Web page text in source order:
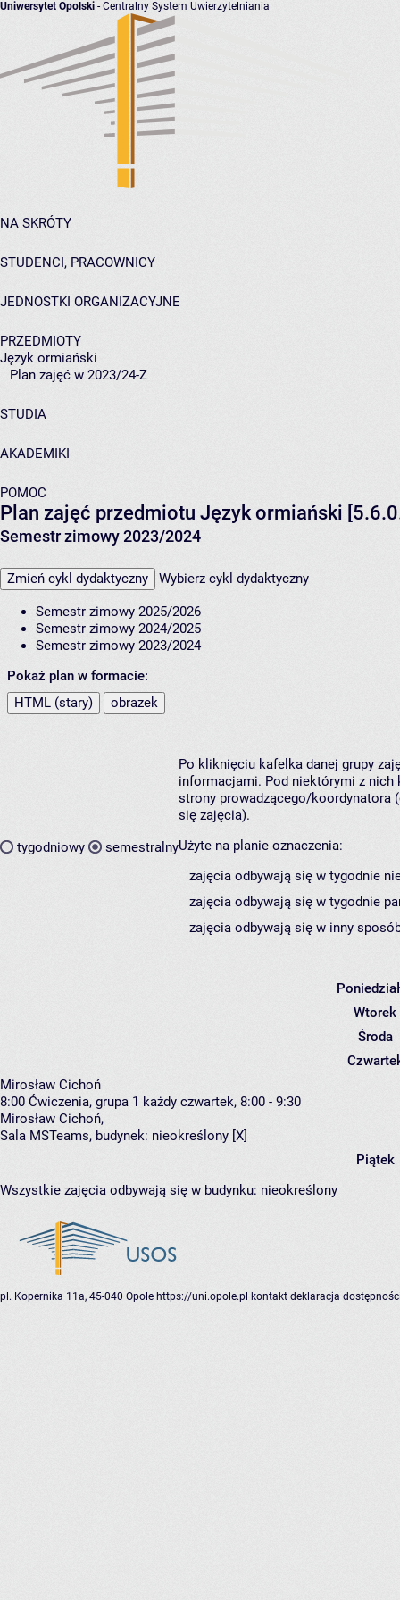
Uniwersytet Opolski - Centralny System Uwierzytelniania
NA SKRÓTY
STUDENCI, PRACOWNICY
JEDNOSTKI ORGANIZACYJNE
PRZEDMIOTY
Język ormiański
Plan zajęć w 2023/24-Z
STUDIA
AKADEMIKI
POMOC
Plan zajęć przedmiotu Język ormiański
Semestr zimowy 2023/2024
Zmień cykl dydaktyczny Wybierz cykl dydaktyczny
Semestr zimowy 2025/2026
Semestr zimowy 2024/2025
Semestr zimowy 2023/2024
Pokaż plan w formacie:
HTML (stary)
obrazek
tygodniowy semestralny
Po kliknięciu kafelka danej grupy
informacjami. Pod niektórymi z nich
strony prowadzącego/koordynatora
się zajęcia).
Użyte na planie oznaczenia:
zajęcia odbywają się w tygodnie
zajęcia odbywają się w tygodnie
zajęcia odbywają się w inny
Wtorek
Środa
Mirosław Cichoń
8:00 Ćwiczenia, grupa 1 każdy czwartek, 8:00 - 9:30
Mirosław Cichoń,
Sala MSTeams, budynek: nieokreślony [X]
Piątek
Wszystkie zajęcia odbywają się w budynku: nieokreślony
pl. Kopernika 11a, 45-040 Opole https://uni.opole.pl kontakt deklaracja